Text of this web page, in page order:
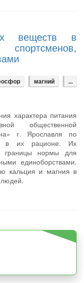
веществ в
магний ...
характера питания
общественной
г. Ярославля по
в их рационе. Их
границы нормы для
единоборствами.
кальция и магния в